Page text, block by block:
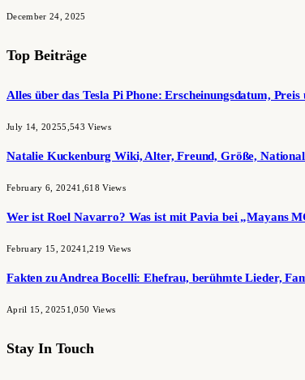
December 24, 2025
Top Beiträge
Alles über das Tesla Pi Phone: Erscheinungsdatum, Preis
July 14, 20255,543Views
Natalie Kuckenburg Wiki, Alter, Freund, Größe,
February 6, 20241,618Views
Wer ist Roel Navarro? Was ist mit Pavia bei „Mayans
February 15, 20241,219 Views
Fakten zu Andrea Bocelli: Ehefrau, berühmte Lieder,
April 15, 2025 1,050 Views
Stay In Touch